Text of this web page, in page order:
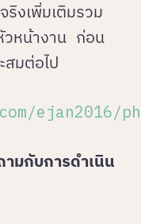
งเพิ่มเติมรวม
วหน้างาน ก่อน
สมต่อไป
ejan2016/
มกับการดำเนิน